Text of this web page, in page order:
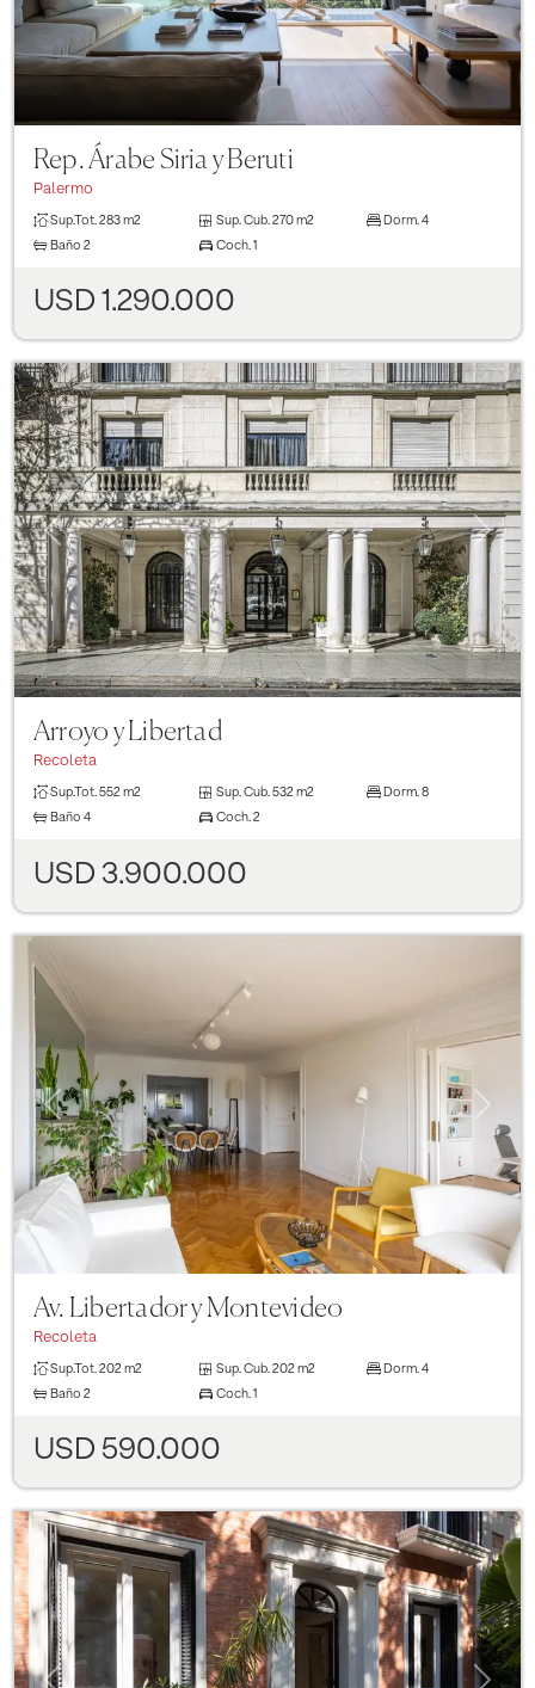
Rep. Árabe Siria y Beruti
Palermo
Sup.Tot. 283 m2 Sup. Cub. 270 m2 Dorm. 4
Baño 2 Coch. 1
USD 1.290.000
Previous Next
Arroyo y Libertad
Recoleta
Sup.Tot.552 m2 Sup. Cub. 532 m2 Dorm. 8
Baño 4 Coch. 2
USD 3.900.000
Previous
Av. Libertador y Montevideo
Recoleta
Sup.Tot. 202 m2 Sup. Cub. 202 m2 Dorm. 4
Baño 2 Coch. 1
USD 590.000
Previous Next